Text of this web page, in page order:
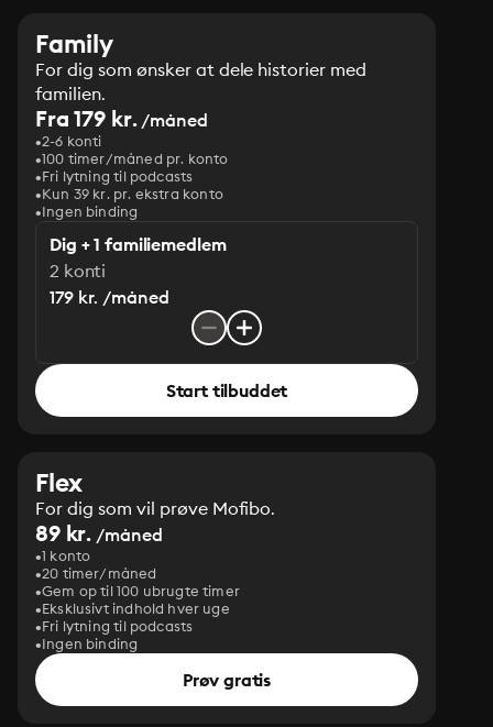
Family
For dig som ønsker at dele historier med
familien.
Fra 179 kr./måned
2-6 konti
100 timer/måned pr. konto
Fri lytning til podcasts
Kun 39 kr. pr. ekstra konto
Ingen binding
Dig + 1 familiemedlem
2 konti
179 kr. /måned
Start tilbuddet
Flex
For dig som vil prøve Mofibo.
89 kr. /måned
1 konto
20 timer/måned
Gem op til 100 ubrugte timer
Eksklusivt indhold hver uge
Fri lytning til podcasts
Ingen binding
Prøv gratis